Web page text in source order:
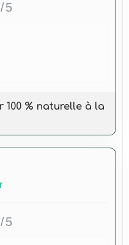
5
100 % naturelle à la
5